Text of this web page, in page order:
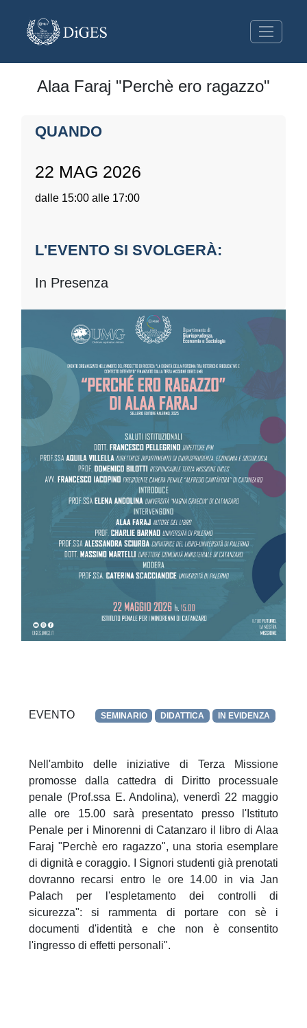
Alaa Faraj "Perchè ero ragazzo"
QUANDO
22 MAG 2026
dalle 15:00 alle 17:00
L'EVENTO SI SVOLGERÀ:
In Presenza
EVENTO SEMINARIO DIDATTICA IN EVIDENZA
Nell'ambito delle iniziative di Terza Missione
promosse dalla cattedra di Diritto processuale
penale (Prof.ssa E. Andolina), venerdì 22 maggio
alle ore 15.00 sarà presentato presso l'Istituto
Penale per i Minorenni di Catanzaro il libro di Alaa
Faraj "Perchè ero ragazzo", una storia esemplare
di dignità e coraggio. I Signori studenti già prenotati
dovranno recarsi entro le ore 14.00 in via Jan
Palach per l'espletamento dei controlli di
sicurezza": si rammenta di portare con sè i
documenti d'identità e che non è consentito
l'ingresso di effetti personali".